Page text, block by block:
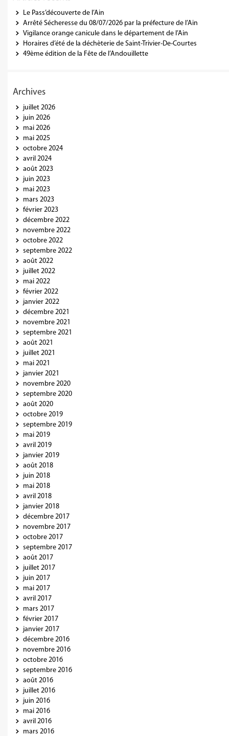
Le Pass’découverte de l’Ain
Arrêté Sécheresse du 08/07/2026 par la préfecture de l’Ain
Vigilance orange canicule dans le département de l’Ain
Horaires d’été de la déchèterie de Saint-Trivier-De-Courtes
49ème édition de la Fête de l’Andouillette
Archives
juillet 2026
juin 2026
mai 2026
mai 2025
octobre 2024
avril 2024
août 2023
juin 2023
mai 2023
mars 2023
février 2023
décembre 2022
novembre 2022
octobre 2022
septembre 2022
août 2022
juillet 2022
mai 2022
février 2022
janvier 2022
décembre 2021
novembre 2021
septembre 2021
août 2021
juillet 2021
mai 2021
janvier 2021
novembre 2020
septembre 2020
août 2020
octobre 2019
septembre 2019
mai 2019
avril 2019
janvier 2019
août 2018
juin 2018
mai 2018
avril 2018
janvier 2018
décembre 2017
novembre 2017
octobre 2017
septembre 2017
août 2017
juillet 2017
juin 2017
mai 2017
avril 2017
mars 2017
février 2017
janvier 2017
décembre 2016
novembre 2016
octobre 2016
septembre 2016
août 2016
juillet 2016
juin 2016
mai 2016
avril 2016
mars 2016